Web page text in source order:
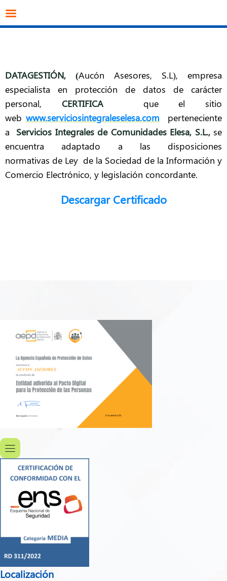
DATAGESTIÓN, (Aucón Asesores, S.L), empresa
especialista en protección de datos de carácter
personal, CERTIFICA que el sitio
web www.serviciosintegraleselesa.com
perteneciente
a
Servicios Integrales de Comunidades Elesa, S.L., se
encuentra adaptado a las disposiciones
normativas de Ley de la Sociedad de la Información y
Comercio Electrónico, y legislación concordante.
Descargar Certificado
Localización